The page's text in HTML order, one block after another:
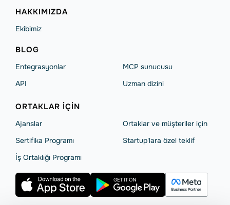
HAKKIMIZDA
Ekibimiz
BLOG
Entegrasyonlar
API
MCP sunucusu
Uzman dizini
ORTAKLAR IÇIN
Ajanslar
Sertifika Programı
İş Ortaklığı Programı
Ortaklar ve müşteriler için
Startup'lara özel teklif